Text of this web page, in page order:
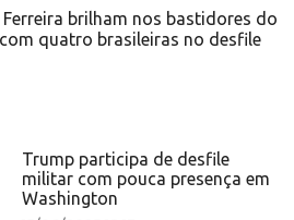
brilham nos bastidores do
quatro brasileiras no desfile
Trump participa de desfile
militar com pouca presença em
Washington